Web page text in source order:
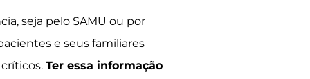
seja pelo SAMU ou por
e seus familiares
críticos.Ter essa informação